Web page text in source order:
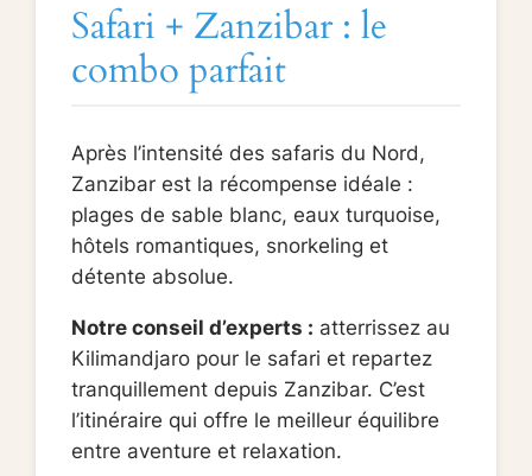
Safari + Zanzibar : le
combo parfait
Après l’intensité des safaris du Nord,
Zanzibar est la récompense idéale :
plages de sable blanc, eaux turquoise,
hôtels romantiques, snorkeling et
détente absolue.
Notre conseil d’experts : atterrissez au
Kilimandjaro pour le safari et repartez
tranquillement depuis Zanzibar. C’est
l’itinéraire qui offre le meilleur équilibre
entre aventure et relaxation.